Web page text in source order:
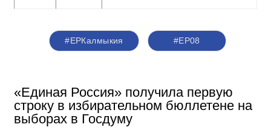
#ЕРКалмыкия #ЕР08
«Единая Россия» получила первую
строку в избирательном бюллетене на
выборах в Госдуму